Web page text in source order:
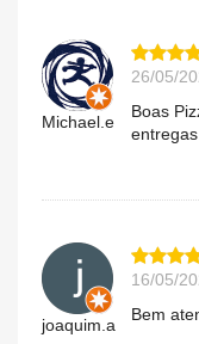
Michael.e
26/05/
Boas
joaquim.a
16/05/
Bem